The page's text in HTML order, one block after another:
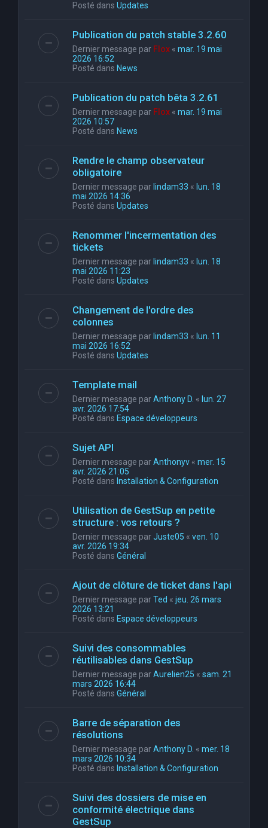
Posté dans Updates
Publication du patch stable 3.2.60
Dernier message par Flox « mar. 19 mai
2026 16:52
Posté dans News
Publication du patch bêta 3.2.61
Dernier message par Flox « mar. 19 mai
2026 10:57
Posté dans News
Rendre le champ observateur
obligatoire
Dernier message par lindam33 « lun. 18
mai 2026 14:36
Posté dans Updates
Renommer l'incermentation des
tickets
Dernier message par lindam33 « lun. 18
mai 2026 11:23
Posté dans Updates
Changement de l'ordre des
colonnes
Dernier message par lindam33 « lun. 11
mai 2026 16:52
Posté dans Updates
Template mail
Dernier message parAnthony D. « lun. 27
avr. 2026 17:54
Posté dans Espace développeurs
Sujet API
Dernier message parAnthonyv « mer. 15
avr. 2026 21:05
Posté dans Installation & Configuration
Utilisation de GestSup en petite
structure : vos retours ?
Dernier message parJuste05 « ven. 10
avr. 2026 19:34
Posté dans Général
Ajout de clôture de ticket dans l'api
Dernier message parTed « jeu. 26 mars
2026 13:21
Posté dans Espace développeurs
Suivi des consommables
réutilisables dans GestSup
Dernier message parAurelien25 « sam. 21
mars 2026 16:44
Posté dans Général
Barre de séparation des
résolutions
Dernier message parAnthony D. « mer. 18
mars 2026 10:34
Posté dans Installation & Configuration
Suivi des dossiers de mise en
conformité électrique dans
GestSup